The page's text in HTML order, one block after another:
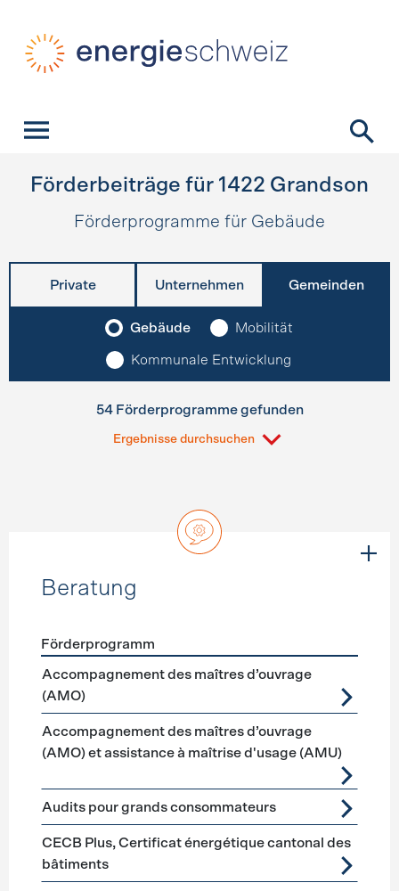
Förderbeiträge für 1422 Grandson
Förderprogramme für Gebäude
Private Unternehmen Gemeinden
Gebäude Mobilität
Kommunale Entwicklung
54 Förderprogramme gefunden
Ergebnisse durchsuchen
Beratung
Förderprogramme Beratung
Förderprogramm
Accompagnement des maîtres d’ouvrage
(AMO)
Accompagnement des maîtres d’ouvrage
(AMO) et assistance à maîtrise d'usage (AMU)
Audits pour grands consommateurs
CECB Plus, Certificat énergétique cantonal des
bâtiments